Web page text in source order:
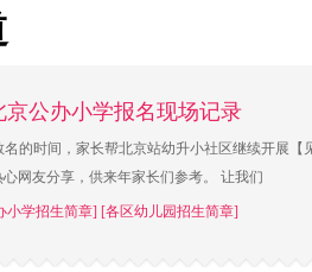
京公办小学报名现场记录
名的时间，家长帮北京站幼升小社区继续开展【
网友分享，供来年家长们参考。 让我们
小学招生简章] [各区幼儿园招生简章]